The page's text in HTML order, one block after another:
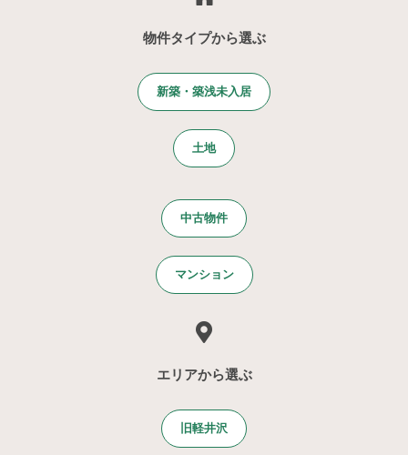
物件タイプから選ぶ
新築・築浅未入居
土地
中古物件
マンション
エリアから選ぶ
旧軽井沢